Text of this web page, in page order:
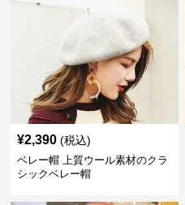
¥2,390 (税込)
ベレー帽 上質ウール素材のクラ
シックベレー帽